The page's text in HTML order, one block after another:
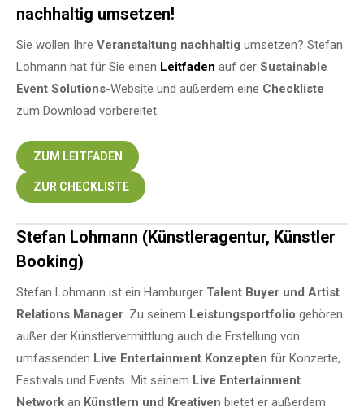
nachhaltig umsetzen!
Sie wollen Ihre Veranstaltung nachhaltig umsetzen? Stefan
Lohmann hat für Sie einen Leitfaden auf der Sustainable
Event Solutions-Website und außerdem eine Checkliste
zum Download vorbereitet.
ZUM LEITFADEN
ZUR CHECKLISTE
Stefan Lohmann (Künstleragentur, Künstler
Booking)
Stefan Lohmann ist ein Hamburger Talent Buyer und Artist
Relations Manager . Zu seinem Leistungsportfolio gehören
außer der Künstlervermittlung auch die Erstellung von
umfassenden Live Entertainment Konzepten für Konzerte,
Festivals und Events. Mit seinem Live Entertainment
Network an Künstlern und Kreativen bietet er außerdem